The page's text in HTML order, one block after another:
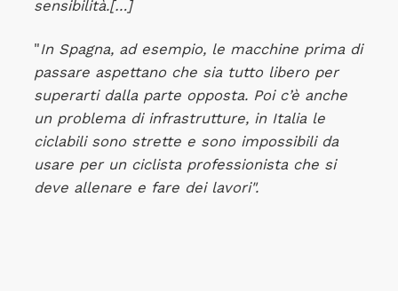
sensibilità.[…]
"In Spagna, ad esempio, le macchine prima di
passare aspettano che sia tutto libero per
superarti dalla parte opposta. Poi c’è anche
un problema di infrastrutture, in Italia le
ciclabili sono strette e sono impossibili da
usare per un ciclista professionista che si
deve allenare e fare dei lavori".